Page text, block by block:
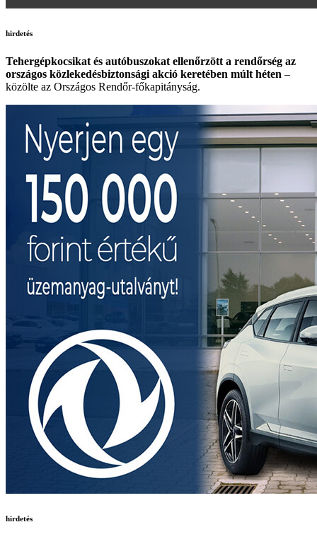
hirdetés
Tehergépkocsikat és autóbuszokat ellenőrzött a rendőrség az
országos közlekedésbiztonsági akció keretében múlt héten –
közölte az Országos Rendőr-főkapitányság.
hirdetés